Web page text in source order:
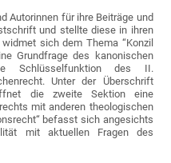
Autorinnen für ihre Beiträge und
und stellte diese in ihren
sich dem Thema “Konzil
Grundfrage des kanonischen
Schlüsselfunktion des II.
Unter der Überschrift
die zweite Sektion eine
mit anderen theologischen
befasst sich angesichts
mit aktuellen Fragen des